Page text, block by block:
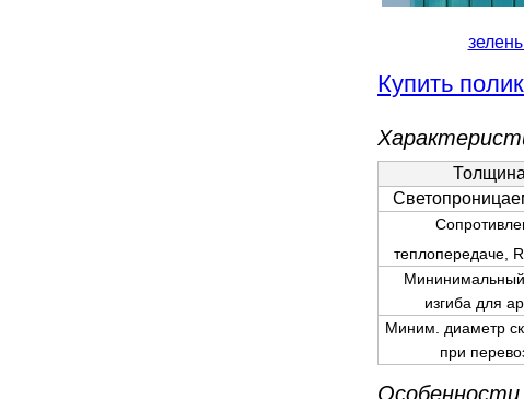
Купить
Толщина
теплопередаче,
изгиба для
Миним. диаметр
при